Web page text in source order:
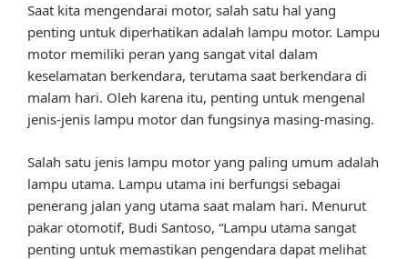
Saat kita mengendarai motor, salah satu hal yang
penting untuk diperhatikan adalah lampu motor. Lampu
motor memiliki peran yang sangat vital dalam
keselamatan berkendara, terutama saat berkendara di
malam hari. Oleh karena itu, penting untuk mengenal
jenis-jenis lampu motor dan fungsinya masing-masing.
Salah satu jenis lampu motor yang paling umum adalah
lampu utama. Lampu utama ini berfungsi sebagai
penerang jalan yang utama saat malam hari. Menurut
pakar otomotif, Budi Santoso, “Lampu utama sangat
penting untuk memastikan pengendara dapat melihat